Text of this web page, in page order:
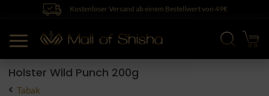
Kostenloser Versand ab einem Bestellwert von 49€
Holster Wild Punch 200g
Tabak